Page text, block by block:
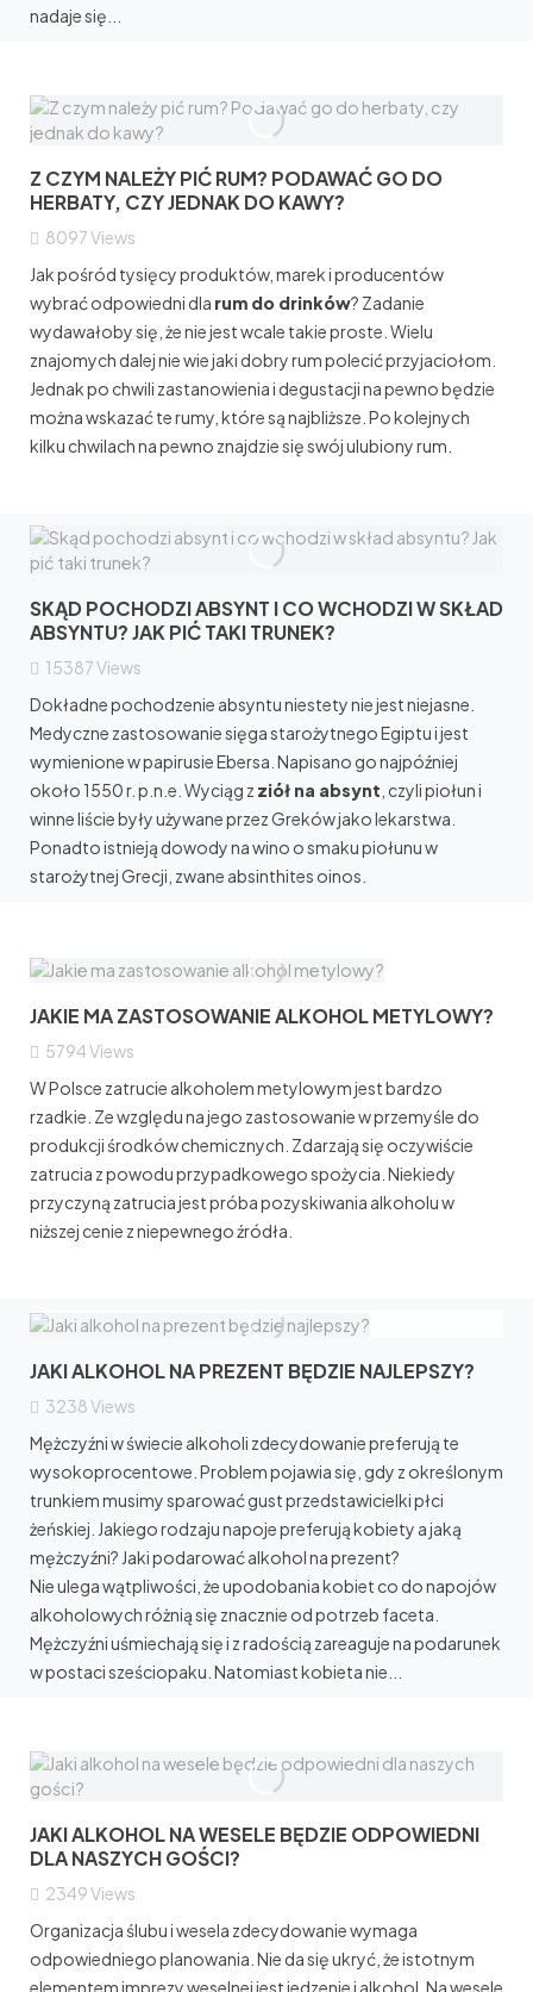
nadaje się...
Z CZYM NALEŻY PIĆ RUM? PODAWAĆ GO DO
HERBATY, CZY JEDNAK DO KAWY?
8097Views
Jak pośród tysięcy produktów, marek i producentów
wybrać odpowiedni dla rum do drinków? Zadanie
wydawałoby się, że nie jest wcale takie proste. Wielu
znajomych dalej nie wie jaki dobry rum polecić przyjaciołom.
Jednak po chwili zastanowienia i degustacji na pewno będzie
można wskazać te rumy, które są najbliższe. Po kolejnych
kilku chwilach na pewno znajdzie się swój ulubiony rum.
SKĄD POCHODZI ABSYNT I CO WCHODZI W SKŁAD
ABSYNTU? JAK PIĆ TAKI TRUNEK?
15387Views
Dokładne pochodzenie absyntu niestety nie jest niejasne.
Medyczne zastosowanie sięga starożytnego Egiptu i jest
wymienione w papirusie Ebersa. Napisano go najpóźniej
około 1550 r. p.n.e. Wyciąg z ziół na absynt , czyli piołun i
winne liście były używane przez Greków jako lekarstwa.
Ponadto istnieją dowody na wino o smaku piołunu w
starożytnej Grecji, zwane absinthites oinos.
JAKIE MA ZASTOSOWANIE ALKOHOL METYLOWY?
5794Views
W Polsce zatrucie alkoholem metylowym jest bardzo
rzadkie. Ze względu na jego zastosowanie w przemyśle do
produkcji środków chemicznych. Zdarzają się oczywiście
zatrucia z powodu przypadkowego spożycia. Niekiedy
przyczyną zatrucia jest próba pozyskiwania alkoholu w
niższej cenie z niepewnego źródła.
JAKI ALKOHOL NA PREZENT BĘDZIE NAJLEPSZY?
3238Views
Mężczyźni w świecie alkoholi zdecydowanie preferują te
wysokoprocentowe. Problem pojawia się, gdy z określonym
trunkiem musimy sparować gust przedstawicielki płci
żeńskiej. Jakiego rodzaju napoje preferują kobiety a jaką
mężczyźni? Jaki podarować alkohol na prezent?
Nie ulega wątpliwości, że upodobania kobiet co do napojów
alkoholowych różnią się znacznie od potrzeb faceta.
Mężczyźni uśmiechają się i z radością zareaguje na podarunek
w postaci sześciopaku. Natomiast kobieta nie...
JAKI ALKOHOL NA WESELE BĘDZIE ODPOWIEDNI
DLA NASZYCH GOŚCI?
2349Views
Organizacja ślubu i wesela zdecydowanie wymaga
odpowiedniego planowania. Nie da się ukryć, że istotnym
elementem imprezy weselnej jest jedzenie i alkohol. Na wesele